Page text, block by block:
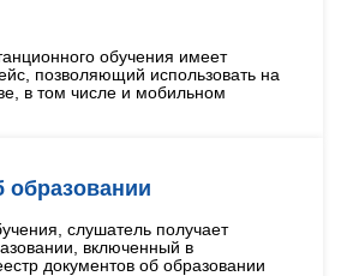
обучения имеет
позволяющий использовать на
в том числе и мобильном
образовании
слушатель получает
включенный в
документов об образовании